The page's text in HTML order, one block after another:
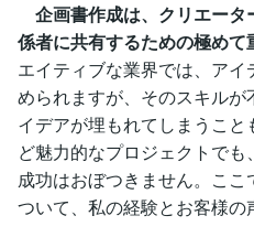
企画書作成は、クリエータ
係者に共有するための極めて
エイティブな業界では、ア
められますが、そのスキル
イデアが埋もれてしまうこ
ど魅力的なプロジェクトで
成功はおぼつきません。こ
ついて、私の経験とお客様の